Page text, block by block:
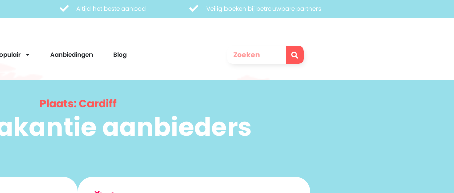
Altijd het beste aanbod Veilig boeken bij betrouwbare partners
Aanbiedingen Blog
Plaats: Cardiff
aanbieders